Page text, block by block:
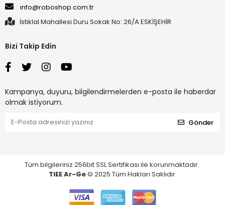
info@roboshop.com.tr
İstiklal Mahallesi Duru Sokak No: 26/A ESKİŞEHİR
Bizi Takip Edin
Kampanya, duyuru, bilgilendirmelerden e-posta ile haberdar
olmak istiyorum.
Gönder
Tüm bilgileriniz 256bit SSL Sertifikası ile korunmaktadır.
TIEE Ar-Ge© 2025 Tüm Hakları Saklıdır.